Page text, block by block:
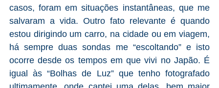
casos, foram em situações instantâneas, que me
salvaram a vida. Outro fato relevante é quando
estou dirigindo um carro, na cidade ou em viagem,
há sempre duas sondas me “escoltando” e isto
ocorre desde os tempos em que vivi no Japão. É
igual às “Bolhas de Luz” que tenho fotografado